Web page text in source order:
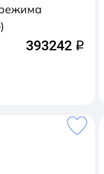
393242 q